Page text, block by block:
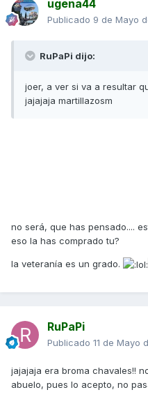
ugena44
Publicado 9 de Mayo
RuPaPi dijo:
joer, a ver si va a resultar
jajajaja martillazosm
no será, que has pensado....
eso la has comprado tu?
la veteranía es un grado.
RuPaPi
Publicado 11 de Mayo
jajajaja era broma chavales!!
abuelo, pues lo acepto, no